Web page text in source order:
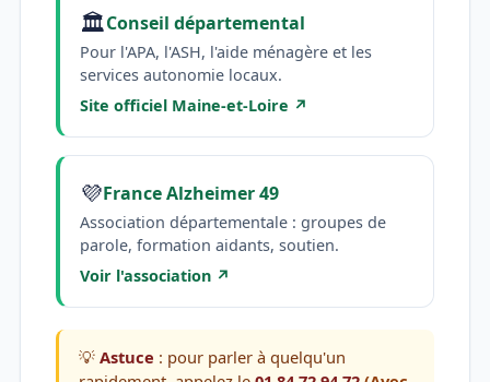
🏛️Conseil départemental
Pour l'APA, l'ASH, l'aide ménagère et les
services autonomie locaux.
Site officiel Maine-et-Loire ↗
💜France Alzheimer 49
Association départementale : groupes de
parole, formation aidants, soutien.
Voir l'association ↗
💡Astuce : pour parler à quelqu'un